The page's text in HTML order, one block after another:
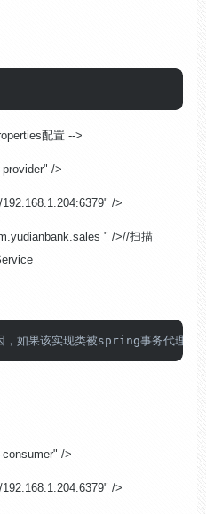
配置 -->
/>
/>
" />//扫描
如果该实现类被spring事务代理了
/>
/>